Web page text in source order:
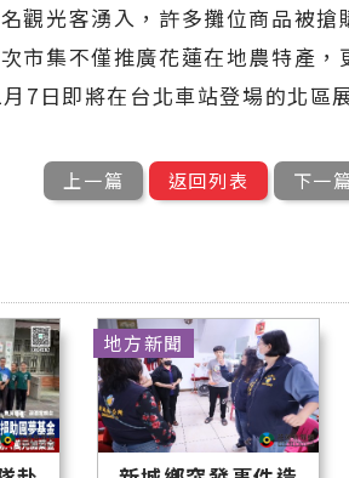
觀光客湧入，許多攤位商品被搶
市集不僅推廣花蓮在地農特產，
7日即將在台北車站登場的北區
上一篇 返回列表 下一
地方新聞